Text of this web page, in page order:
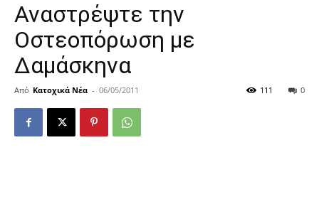
Αναστρέψτε την
Οστεοπόρωση με
Δαμάσκηνα
Από Κατοχικά Νέα - 06/05/2011 0
111